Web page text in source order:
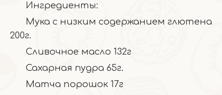
Ингредиенты:
Мука с низким содержанием глютена
200г.
Сливочное масло 132г
Сахарная пудра 65г.
Матча порошок 17г